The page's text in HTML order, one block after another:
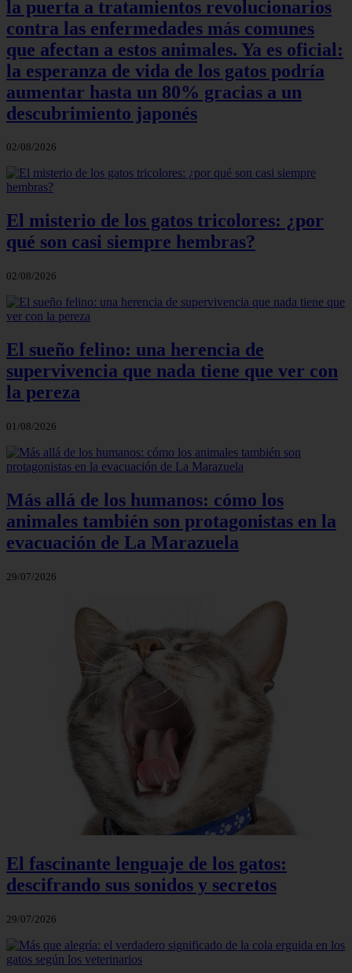
la puerta a tratamientos revolucionarios
contra las enfermedades más comunes
que afectan a estos animales. Ya es oficial:
la esperanza de vida de los gatos podría
aumentar hasta un 80% gracias a un
descubrimiento japonés
02/08/2026
El misterio de los gatos tricolores: ¿por
qué son casi siempre hembras?
02/08/2026
El sueño felino: una herencia de
supervivencia que nada tiene que ver con
la pereza
01/08/2026
Más allá de los humanos: cómo los
animales también son protagonistas en la
evacuación de La Marazuela
29/07/2026
El fascinante lenguaje de los gatos:
descifrando sus sonidos y secretos
29/07/2026